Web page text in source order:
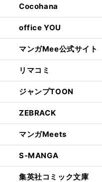
Cocohana
office YOU
マンガMee公式サイト
リマコミ
ジャンプTOON
ZEBRACK
マンガMeets
S-MANGA
集英社コミック文庫